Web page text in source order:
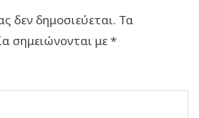
δεν δημοσιεύεται. Τα
σημειώνονται με*